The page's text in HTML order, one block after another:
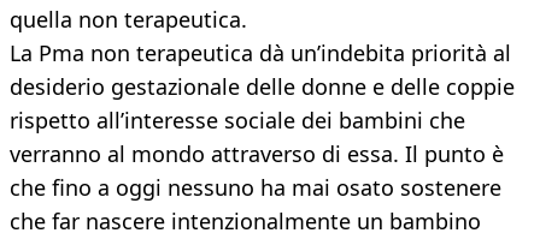
quella non terapeutica.
La Pma non terapeutica dà un’indebita priorità al
desiderio gestazionale delle donne e delle coppie
rispetto all’interesse sociale dei bambini che
verranno al mondo attraverso di essa. Il punto è
che fino a oggi nessuno ha mai osato sostenere
che far nascere intenzionalmente un bambino